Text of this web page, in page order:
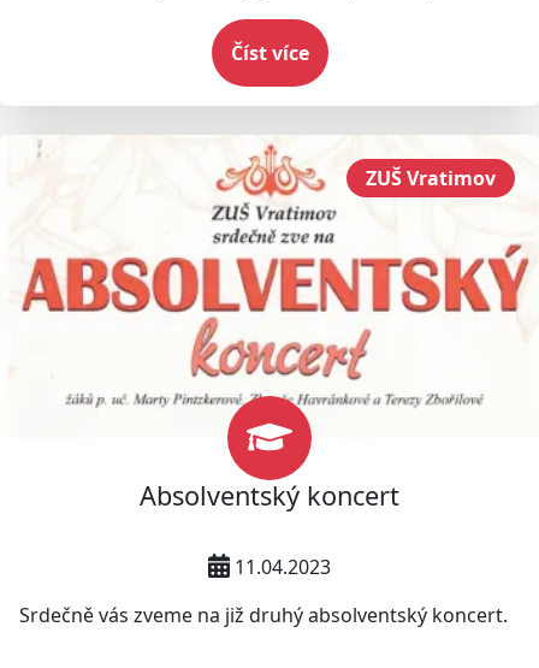
dubna osobně na sekretariátu ZUŠ, případně také e-
mailem na adresu: info@zusvratimov.cz.
Číst více
Absolventský koncert
11.04.2023
Srdečně vás zveme na již druhý absolventský koncert.
ZUŠ Vratimov